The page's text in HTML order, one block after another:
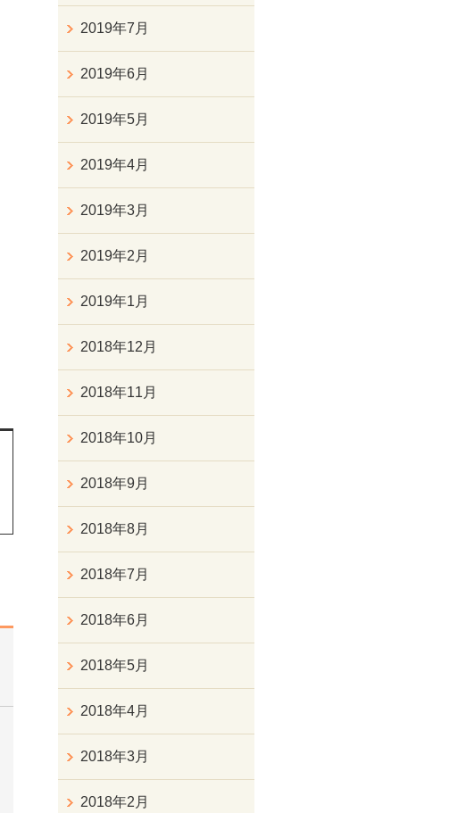
2019年7月
2019年6月
2019年5月
2019年4月
2019年3月
2019年2月
2019年1月
2018年12月
2018年11月
2018年10月
2018年9月
2018年8月
2018年7月
2018年6月
2018年5月
2018年4月
2018年3月
2018年2月